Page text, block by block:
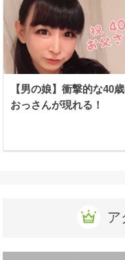
【男の娘】衝撃的な40
おっさんが現れる！
ア